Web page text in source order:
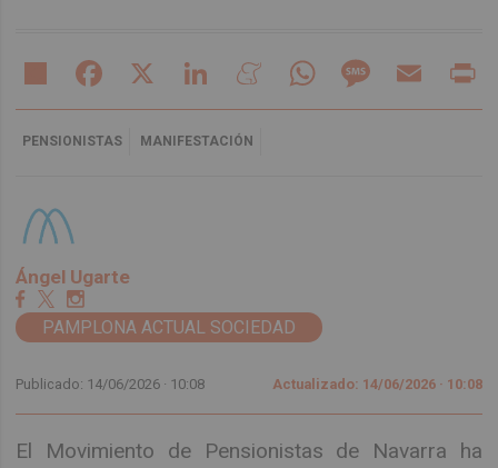
Share Facebook LinkedIn MeneameWhatsAppMessageEmail
PENSIONISTAS MANIFESTACIÓN
Ángel Ugarte
PAMPLONA ACTUAL SOCIEDAD
Publicado: 14/06/2026 · 10:08 Actualizado: 14/06/2026 · 10:08
El Movimiento de Pensionistas de Navarra ha